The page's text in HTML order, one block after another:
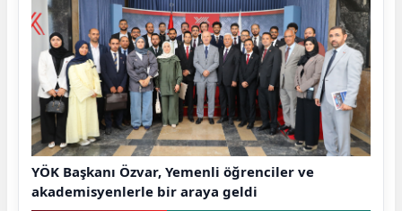
YÖK Başkanı Özvar, Yemenli öğrenciler ve
akademisyenlerle bir araya geldi